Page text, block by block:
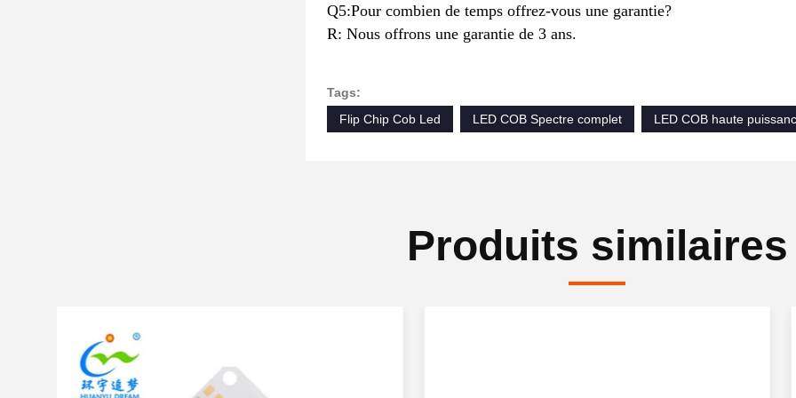
Q5:Pour combien de temps offrez-vous une garantie?
R: Nous offrons une garantie de 3 ans.
Tags:
Flip Chip Cob Led
LED COB Spectre complet LED COB haute
Produits similaires